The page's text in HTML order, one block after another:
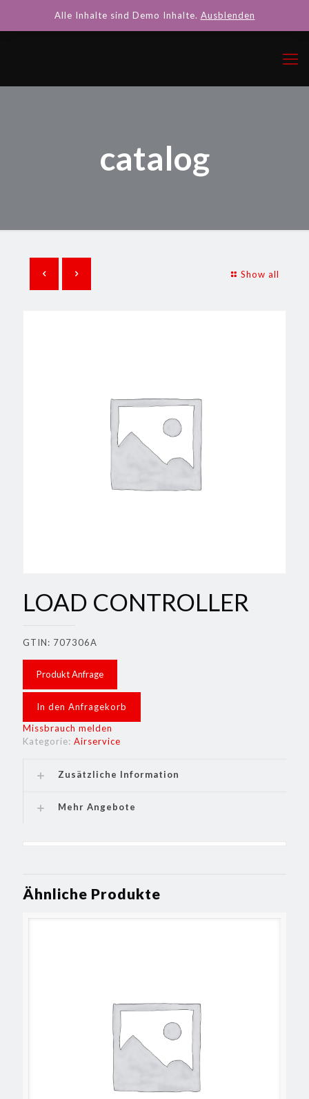
catalog
Show all
LOAD CONTROLLER
GTIN: 707306A
Produkt Anfrage
In den Anfragekorb
Missbrauch melden
Kategorie: Airservice
Zusätzliche Information
Mehr Angebote
Ähnliche Produkte
Alle Inhalte sind Demo Inhalte. Ausblenden